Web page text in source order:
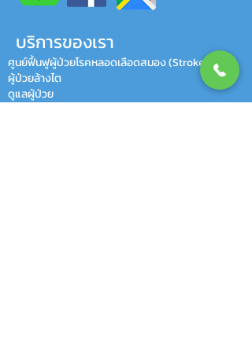
บริการของเรา
ศูนย์ฟื้นฟูผู้ป่วยโรคหลอดเลือดสมอง (Stroke)
ผู้ป่วยล้างไต
ดูแลผู้ป่วย